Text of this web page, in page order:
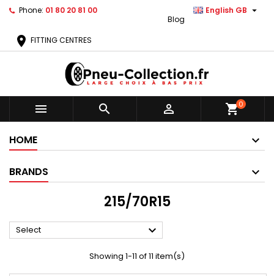
Phone: 01 80 20 81 00 English GB 
Blog
location_on FITTING CENTRES
   shopping_cart0
HOME
BRANDS
215/70R15
Select 
Showing 1-11 of 11 item(s)